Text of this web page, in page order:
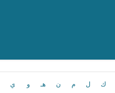
ك ل م ن هـ و ي